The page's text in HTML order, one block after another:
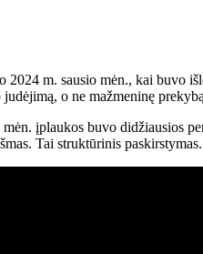
m. sausio mėn., kai buvo
o ne mažmeninę
įplaukos buvo didžiausios
Tai struktūrinis paskirstymas.